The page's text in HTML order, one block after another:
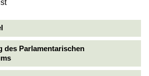
des Parlamentarischen